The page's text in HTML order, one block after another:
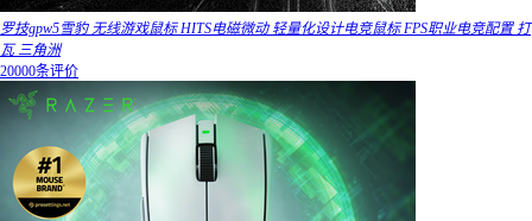
罗技gpw5雪豹 无线游戏鼠标 HITS电磁微动 轻量化设计电竞鼠标 FPS职业电竞配置 打
瓦 三角洲
20000条评价